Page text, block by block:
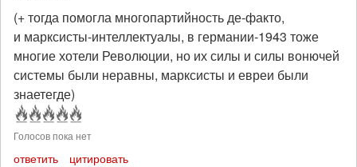
(+ тогда помогла многопартийность де-факто,
и марксисты-интеллектуалы, в германии-1943 тоже
многие хотели Революции, но их силы и силы вонючей
системы были неравны, марксисты и евреи были
знаетегде)
Голосов пока нет
ответить цитировать